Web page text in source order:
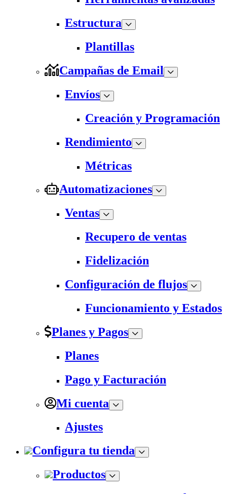
Estructura
Plantillas
Campañas de Email
Envíos
Creación y Programación
Rendimiento
Métricas
Automatizaciones
Ventas
Recupero de ventas
Fidelización
Configuración de flujos
Funcionamiento y Estados
Planes y Pagos
Planes
Pago y Facturación
Mi cuenta
Ajustes
Configura tu tienda
Productos